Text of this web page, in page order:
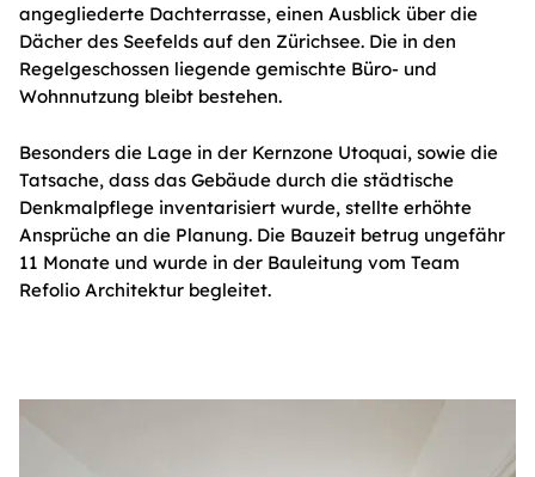
angegliederte Dachterrasse, einen Ausblick über die
Dächer des Seefelds auf den Zürichsee. Die in den
Regelgeschossen liegende gemischte Büro- und
Wohnnutzung bleibt bestehen.
Besonders die Lage in der Kernzone Utoquai, sowie die
Tatsache, dass das Gebäude durch die städtische
Denkmalpflege inventarisiert wurde, stellte erhöhte
Ansprüche an die Planung. Die Bauzeit betrug ungefähr
11 Monate und wurde in der Bauleitung vom Team
Refolio Architektur begleitet.